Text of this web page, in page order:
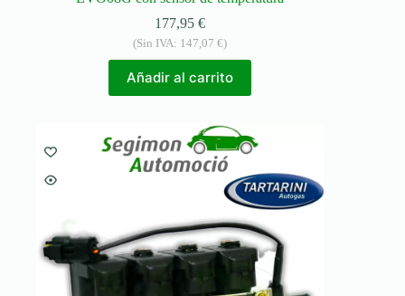
177,95€
(Sin IVA: 147,07€)
Añadir al carrito